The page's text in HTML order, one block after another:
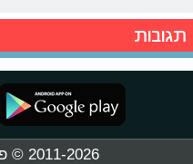
תגובות
2011-2026 © פרוגי תקשורת בע"מ